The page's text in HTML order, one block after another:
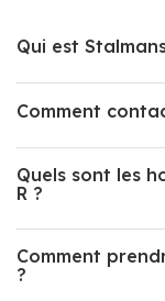
Qui est
Comment
Quels sont les
R ?
Comment
?